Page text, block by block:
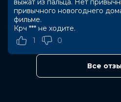
Режиссер
Александр
Актеры
Оскар
Александр
комедия,
выжат из пальца. Нет
привычного новогоднего
фильме.
Крч *** не ходите.
1
0
Все